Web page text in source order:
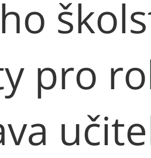
pro